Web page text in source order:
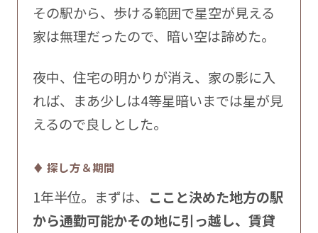
その駅から、歩ける範囲で星空が見える
家は無理だったので、暗い空は諦めた。
夜中、住宅の明かりが消え、家の影に入
れば、まあ少しは4等星暗いまでは星が見
えるので良しとした。
♦ 探し方＆期間
1年半位。まずは、 ここと決めた地方の駅
から通勤可能かその地に引っ越し、賃貸